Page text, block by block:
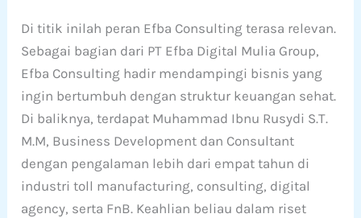
Di titik inilah peran Efba Consulting terasa relevan.
Sebagai bagian dari PT Efba Digital Mulia Group,
Efba Consulting hadir mendampingi bisnis yang
ingin bertumbuh dengan struktur keuangan sehat.
Di baliknya, terdapat Muhammad Ibnu Rusydi S.T.
M.M, Business Development dan Consultant
dengan pengalaman lebih dari empat tahun di
industri toll manufacturing, consulting, digital
agency, serta FnB. Keahlian beliau dalam riset